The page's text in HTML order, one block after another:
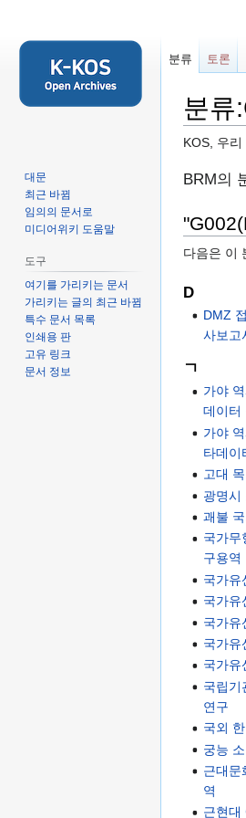
분류
KOS, 우
둘
보
기
로
기
검
하
러
가
BRM의
다음은 이
D
DMZ
사보고
ㄱ
가야
데이터
가야
타데이
고대
광명시
괘불
국가무
구용역
국가유
국가유
국가유
국가유
국가유
국립기
연구
국외
궁능
근대문
역
근현대
분류 토론
대문
최근 바뀜
임의의 문서로
미디어위키 도움말
도구
여기를 가리키는 문서
가리키는 글의 최근 바뀜
특수 문서 목록
인쇄용 판
고유 링크
문서 정보